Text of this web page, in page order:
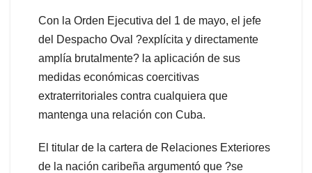
Con la Orden Ejecutiva del 1 de mayo, el jefe
del Despacho Oval ?explícita y directamente
amplía brutalmente? la aplicación de sus
medidas económicas coercitivas
extraterritoriales contra cualquiera que
mantenga una relación con Cuba.
El titular de la cartera de Relaciones Exteriores
de la nación caribeña argumentó que ?se